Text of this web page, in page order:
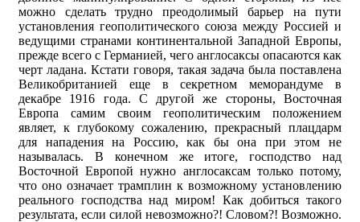
можно сделать трудно преодолимый барьер на пути
установления геополитического союза между Россией и
ведущими странами континентальной Западной Европы,
прежде всего с Германией, чего англосаксы опасаются как
черт ладана. Кстати говоря, такая задача была поставлена
Великобританией еще в секретном меморандуме в
декабре 1916 года. С другой же стороны, Восточная
Европа самим своим геополитическим положением
являет, к глубокому сожалению, прекрасный плацдарм
для нападения на Россию, как бы она при этом не
называлась. В конечном же итоге, господство над
Восточной Европой нужно англосаксам только потому,
что оно означает трамплин к возможному установлению
реального господства над миром! Как добиться такого
результата, если силой невозможно?! Словом?! Возможно.